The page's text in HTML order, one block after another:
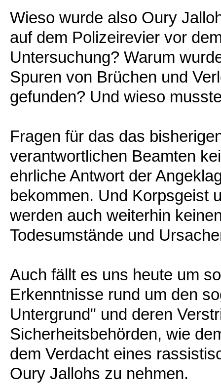
Wieso wurde also Oury
auf dem Polizeirevier vor
Untersuchung? Warum
Spuren von Brüchen und
gefunden? Und wieso
Fragen für das das
verantwortlichen Beamten
ehrliche Antwort der
bekommen. Und Korpsgeist
werden auch weiterhin
Todesumstände und
Auch fällt es uns heute um
Erkenntnisse rund um den
Untergrund" und deren
Sicherheitsbehörden, wie
dem Verdacht eines
Oury Jallohs zu nehmen.